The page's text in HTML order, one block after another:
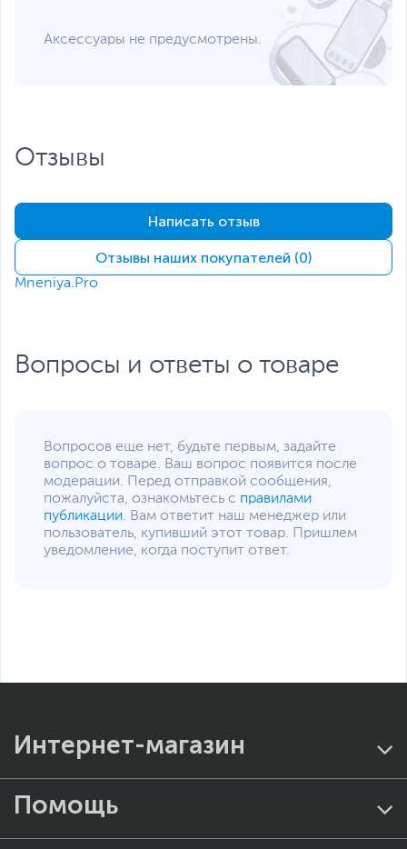
с подставки
Звуковая и световая
индикация событий
Размеры упаковки (Ш х В
х Г)
1.2 кг
Заводские данные
Срок гарантии (мес.) 12
пожалуйста, выделите текст с ошибкой и нажмите Ctrl+Enter.
Xарактеристики, комплект поставки и внешний вид данного товара
Аксессуары не предусмотрены.
Отзывы
Написать отзыв
Отзывы наших покупателей (0)
Mneniya.Pro
Вопросы и ответы о товаре
Вопросов еще нет, будьте первым, задайте
вопрос о товаре. Ваш вопрос появится после
модерации. Перед отправкой сообщения,
пожалуйста, ознакомьтесь с правилами
публикации. Вам ответит наш менеджер или
пользователь, купивший этот товар. Пришлем
уведомление, когда поступит ответ.
Интернет-магазин
Помощь